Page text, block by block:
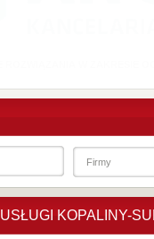
USŁUGI KOPALINY-